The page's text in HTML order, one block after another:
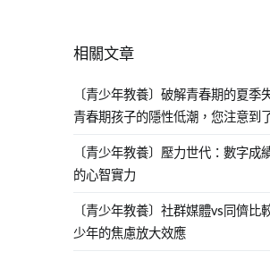
相關文章
〔青少年教養〕破解青春期的夏季
青春期孩子的隱性低潮，您注意到
〔青少年教養〕壓力世代：數字成
的心智實力
〔青少年教養〕社群媒體vs同儕比
少年的焦慮放大效應